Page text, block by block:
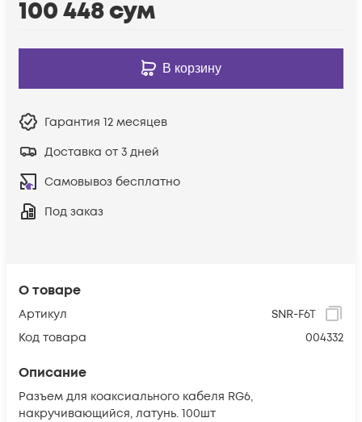
О товаре
Артикул
SNR-F6T
Код товара
004332
Описание
Разъем для коаксиального кабеля RG6,
накручивающийся, латунь. 100шт
100 448сум
В корзину
Гарантия 12 месяцев
Доставка от 3 дней
Самовывоз бесплатно
Под заказ